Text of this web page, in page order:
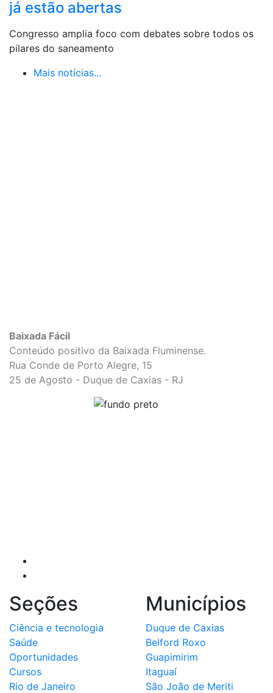
já estão abertas
Congresso amplia foco com debates sobre todos os
pilares do saneamento
Mais notícias...
Baixada Fácil
Conteúdo positivo da Baixada Fluminense.
Rua Conde de Porto Alegre, 15
25 de Agosto - Duque de Caxias - RJ
Seções
Ciência e tecnologia
Saúde
Oportunidades
Cursos
Rio de Janeiro
Municípios
Duque de Caxias
Belford Roxo
Guapimirim
Itaguaí
São João de Meriti